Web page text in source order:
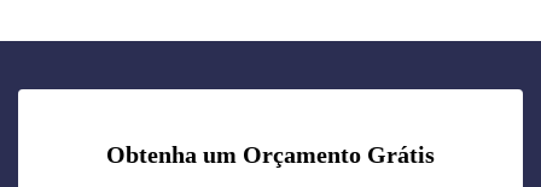
Obtenha um Orçamento Grátis